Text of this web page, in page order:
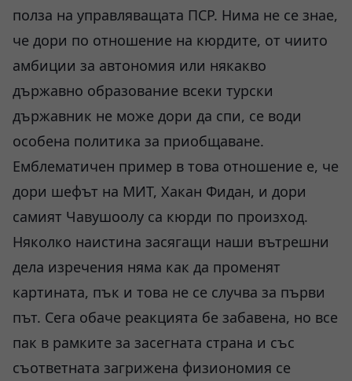
полза на управляващата ПСР. Нима не се знае,
че дори по отношение на кюрдите, от чиито
амбиции за автономия или някакво
държавно образование всеки турски
държавник не може дори да спи, се води
особена политика за приобщаване.
Емблематичен пример в това отношение е, че
дори шефът на МИТ, Хакан Фидан, и дори
самият Чавушоолу са кюрди по произход.
Няколко наистина засягащи наши вътрешни
дела изречения няма как да променят
картината, пък и това не се случва за първи
път. Сега обаче реакцията бе забавена, но все
пак в рамките за засегната страна и със
съответната загрижена физиономия се